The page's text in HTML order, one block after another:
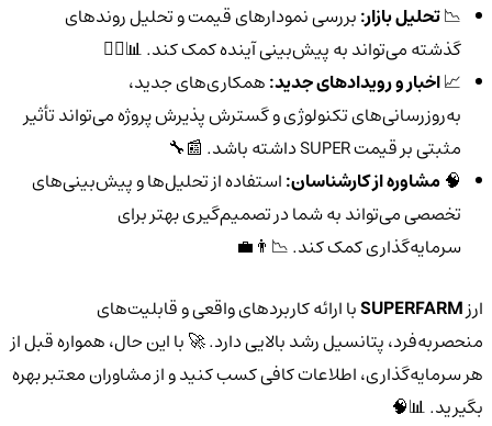
📉تحلیل بازار:بررسی نمودارهای قیمت و تحلیل روندهای
گذشته می‌تواند به پیش‌بینی آینده کمک کند. 📊🕵️‍♂️
📈اخبار و رویدادهای جدید:همکاری‌های جدید،
به‌روزرسانی‌های تکنولوژی و گسترش پذیرش پروژه می‌تواند تأثیر
مثبتی بر قیمت SUPER داشته باشد. 📰🔧
🧠مشاوره از کارشناسان:استفاده از تحلیل‌ها و پیش‌بینی‌های
تخصصی می‌تواند به شما در تصمیم‌گیری بهتر برای
سرمایه‌گذاری کمک کند. 📉👨‍💼
ارزSUPERFARMبا ارائه کاربردهای واقعی و قابلیت‌های
منحصربه‌فرد، پتانسیل رشد بالایی دارد. 🚀 با این حال، همواره قبل از
هر سرمایه‌گذاری، اطلاعات کافی کسب کنید و از مشاوران معتبر بهره
بگیرید. 📊🧠